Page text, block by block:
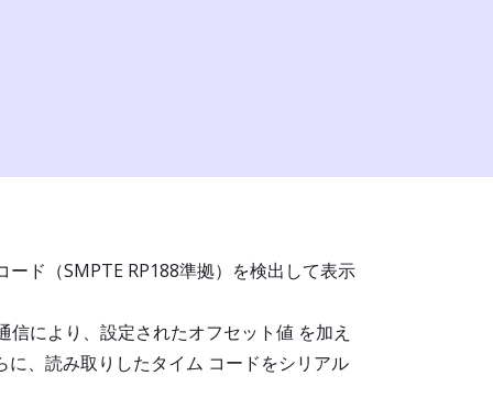
ド（SMPTE RP188準拠）を検出して表示
により、設定されたオフセット値 を加え
、読み取りしたタイム コードをシリアル